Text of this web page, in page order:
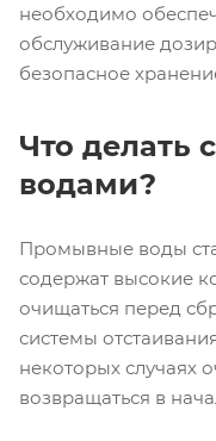
необходимо
обслуживание
безопасное
Что делать
водами?
Промывные воды
содержат высокие
очищаться перед
системы
некоторых случаях
возвращаться в